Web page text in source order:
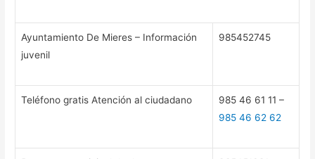
Ayuntamiento De Mieres – Información
juvenil
985452745
Teléfono gratis Atención al ciudadano
985 46 61 11 –
985 46 62 62